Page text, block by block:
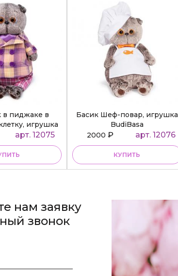
в пиджаке в
игрушка
арт. 12075
Басик Шеф-повар, игрушка
BudiBasa
2000₽ арт. 12076
КУПИТЬ
нам заявку
звонок